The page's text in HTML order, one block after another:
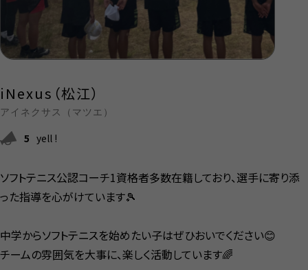
iNexus（松江）
アイネクサス（マツエ）
5 yell !
ソフトテニス公認コーチ1資格者多数在籍しており、選手に寄り添
った指導を心がけています🎾
中学からソフトテニスを始めたい子はぜひおいでください😊
チームの雰囲気を大事に、楽しく活動しています🌈